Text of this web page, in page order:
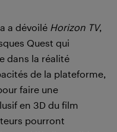
a dévoilé Horizon TV,
Quest qui
dans la réalité
de la plateforme,
faire une
en 3D du film
pourront